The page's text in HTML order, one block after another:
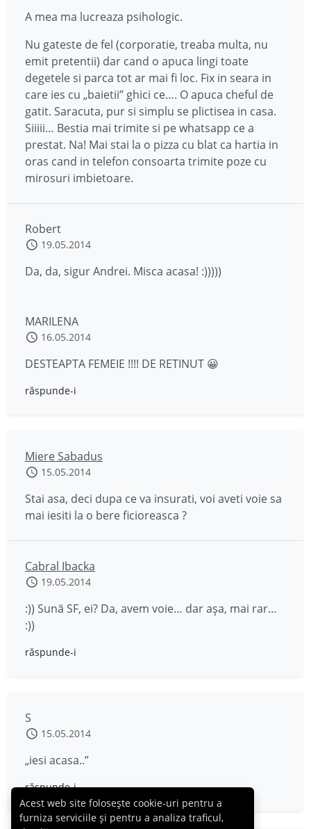
A mea ma lucreaza psihologic.
Nu gateste de fel (corporatie, treaba multa, nu
emit pretentii) dar cand o apuca lingi toate
degetele si parca tot ar mai fi loc. Fix in seara in
care ies cu „baietii” ghici ce…. O apuca cheful de
gatit. Saracuta, pur si simplu se plictisea in casa.
Siiiii… Bestia mai trimite si pe whatsapp ce a
prestat. Na! Mai stai la o pizza cu blat ca hartia in
oras cand in telefon consoarta trimite poze cu
mirosuri imbietoare.
Robert
19.05.2014
Da, da, sigur Andrei. Misca acasa! :)))))
MARILENA
16.05.2014
DESTEAPTA FEMEIE !!!! DE RETINUT 😀
răspunde-i
Miere Sabadus
15.05.2014
Stai asa, deci dupa ce va insurati, voi aveti voie sa
mai iesiti la o bere ficioreasca ?
Cabral Ibacka
19.05.2014
:)) Sună SF, ei? Da, avem voie… dar așa, mai rar…
:))
răspunde-i
S
15.05.2014
„iesi acasa..”
răspunde-i
Acest web site folosește cookie-uri pentru a
furniza serviciile și pentru a analiza traficul,